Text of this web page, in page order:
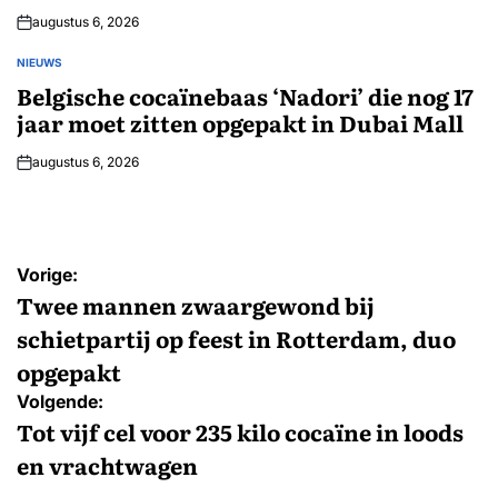
augustus 6, 2026
GEPLAATST
NIEUWS
Belgische cocaïnebaas ‘Nadori’ die nog 17
jaar moet zitten opgepakt in Dubai Mall
augustus 6, 2026
Bericht
navigatie
Vorige:
Twee mannen zwaargewond bij
schietpartij op feest in Rotterdam, duo
opgepakt
Volgende:
Tot vijf cel voor 235 kilo cocaïne in loods
en vrachtwagen